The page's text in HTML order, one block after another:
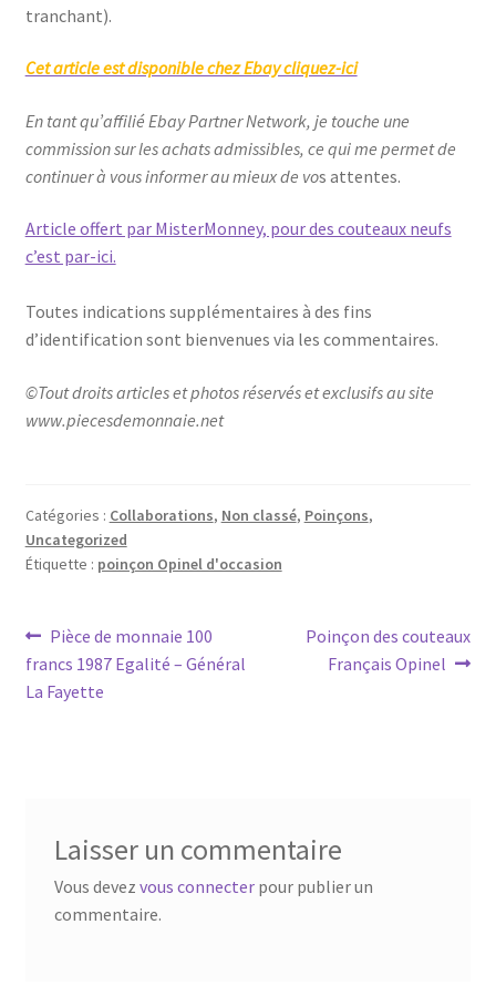
tranchant).
Cet article est disponible chez Ebay cliquez-ici
En tant qu’affilié Ebay Partner Network, je touche une
commission sur les achats admissibles, ce qui me permet de
continuer à vous informer au mieux de vos attentes.
Article offert par MisterMonney, pour des couteaux neufs
c’est par-ici.
Toutes indications supplémentaires à des fins
d’identification sont bienvenues via les commentaires.
©Tout droits articles et photos réservés et exclusifs au site
www.piecesdemonnaie.net
Catégories : Collaborations, Non classé, Poinçons,
Uncategorized
Étiquette : poinçon Opinel d'occasion
Pièce de monnaie 100
francs 1987 Egalité – Général
La Fayette
Poinçon des couteaux
Français Opinel
Laisser un commentaire
Vous devez vous connecterpour publier un
commentaire.